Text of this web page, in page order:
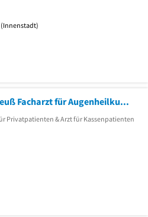
(Innenstadt)
Dr.med. Kurtgeorg Preuß Facharzt für Augenheilkunde
Privatpatienten & Arzt für Kassenpatienten